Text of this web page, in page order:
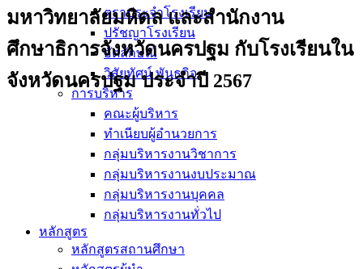
ตราประจำโรงเรียน
ปรัชญาโรงเรียน
อัตลักษณ์
วิสัยทัศน์ พันธกิจ
การบริหาร
คณะผู้บริหาร
ทำเนียบผู้อำนวยการ
กลุ่มบริหารงานวิชาการ
กลุ่มบริหารงานงบประมาณ
กลุ่มบริหารงานบุคคล
กลุ่มบริหารงานทั่วไป
หลักสูตร
หลักสูตรสถานศึกษา
มหาวิทยาลัยมหิดล และสำนักงาน
ศึกษาธิการจังหวัดนครปฐม กับโรงเรียนใน
จังหวัดนครปฐม ประจำปี 2567